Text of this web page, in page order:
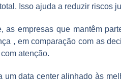
Isso ajuda a reduzir riscos
as empresas que mantêm
, em comparação com as
atenção.
um data center alinhado às